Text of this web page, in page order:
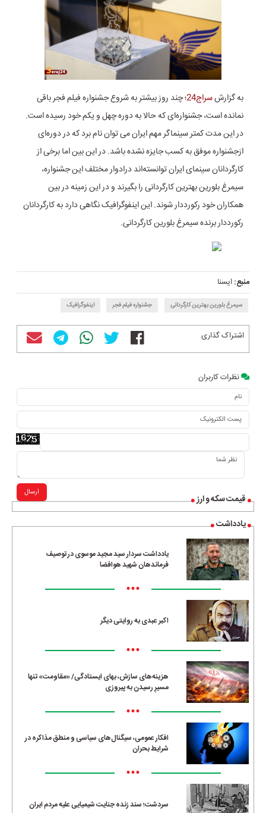
قیمت سکه و ارز
یادداشت
یادداشت سردار سید مجید موسوی در توصیف
فرماندهان شهید هوافضا
•••
اکبر عبدی به روایتی دیگر
•••
هزینه‌های سازش، بهای ایستادگی/ «مقاومت» تنها
مسیرِ رسیدن به پیروزی
•••
افکار عمومی، سیگنال‌های سیاسی و منطق مذاکره در
شرایط بحران
•••
سردشت؛ سند زنده جنایت شیمیایی علیه مردم ایران
به گزارشسراج24
؛ چند روز بیشتر به شروع جشنواره فیلم فجر باقی
نمانده است، جشنواره‌ای که حالا به دوره چهل و یکم خود رسیده است.
در این مدت کمتر سینماگر مهم ایران می توان نام برد که در دوره‌ای
ازجشنواره موفق به کسب جایزه نشده باشد. در این بین اما برخی از
کارگردانان سینمای ایران توانسته‌اند درادوار مختلف این جشنواره،
سیمرغ بلورین بهترین کارگردانی را بگیرند و در این زمینه در بین
همکاران خود رکورددار شوند. این اینفوگرافیک نگاهی دارد به کارگردانان
رکورددار برنده سیمرغ بلورین کارگردانی.
منبع:ایسنا
سیمرغ بلورین بهترین کارگردانی جشنواره فیلم فجر اینفوگرافیک
اشتراک گذاری
نظرات کاربران
ارسال